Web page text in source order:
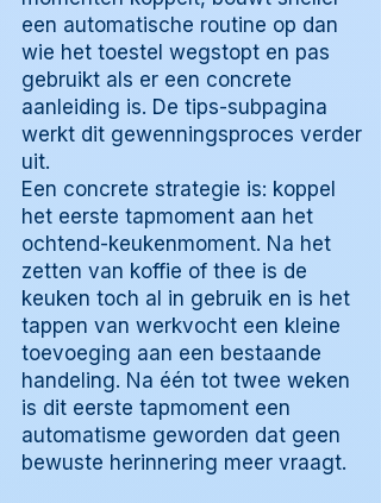
een automatische routine op dan
wie het toestel wegstopt en pas
gebruikt als er een concrete
aanleiding is. De tips-subpagina
werkt dit gewenningsproces verder
uit.
Een concrete strategie is: koppel
het eerste tapmoment aan het
ochtend-keukenmoment. Na het
zetten van koffie of thee is de
keuken toch al in gebruik en is het
tappen van werkvocht een kleine
toevoeging aan een bestaande
handeling. Na één tot twee weken
is dit eerste tapmoment een
automatisme geworden dat geen
bewuste herinnering meer vraagt.